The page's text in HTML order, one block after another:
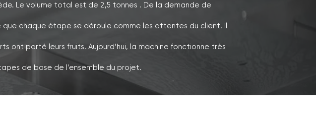
Le volume total est de 2,5 tonnes . De la demande de
que chaque étape se déroule comme les attentes du client. Il
ont porté leurs fruits. Aujourd’hui, la machine fonctionne très
de base de l’ensemble du projet.